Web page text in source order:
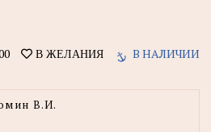
В ЖЕЛАНИЯ В НАЛИЧИИ
В.И.